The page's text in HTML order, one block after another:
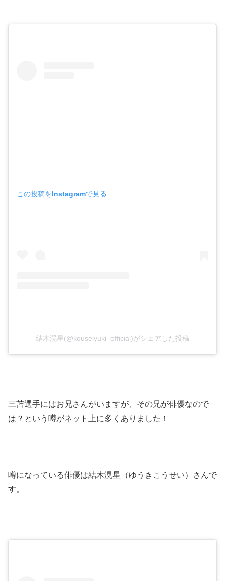
この投稿をInstagramで見る
結木滉星(@kouseiyuki_official)がシェアした投稿
三苫選手にはお兄さんがいますが、その兄が俳優なので
は？という噂がネット上に多くありました！
噂になっている俳優は結木滉星（ゆうきこうせい）さんで
す。